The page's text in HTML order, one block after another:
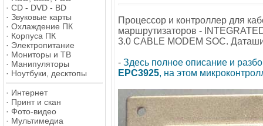
· CD - DVD - BD
· Звуковые карты
· Охлаждение ПК
· Корпуса ПК
· Электропитание
· Мониторы и ТВ
· Манипуляторы
· Ноутбуки, десктопы
· Интернет
· Принт и скан
· Фото-видео
· Мультимедиа
Процессор и контроллер для
маршрутизаторов -
3.0 CABLE MODEM SOC.
- Здесь полное описание и
EPC3925, на этом